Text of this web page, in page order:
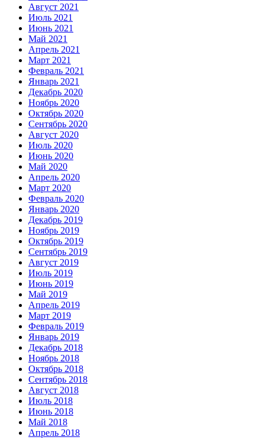
Август 2021
Июль 2021
Июнь 2021
Май 2021
Апрель 2021
Март 2021
Февраль 2021
Январь 2021
Декабрь 2020
Ноябрь 2020
Октябрь 2020
Сентябрь 2020
Август 2020
Июль 2020
Июнь 2020
Май 2020
Апрель 2020
Март 2020
Февраль 2020
Январь 2020
Декабрь 2019
Ноябрь 2019
Октябрь 2019
Сентябрь 2019
Август 2019
Июль 2019
Июнь 2019
Май 2019
Апрель 2019
Март 2019
Февраль 2019
Январь 2019
Декабрь 2018
Ноябрь 2018
Октябрь 2018
Сентябрь 2018
Август 2018
Июль 2018
Июнь 2018
Май 2018
Апрель 2018